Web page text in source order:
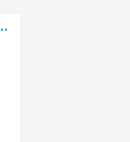
Activer menu